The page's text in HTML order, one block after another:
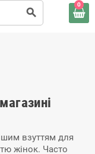
search
0
взуттям для
жінок. Часто